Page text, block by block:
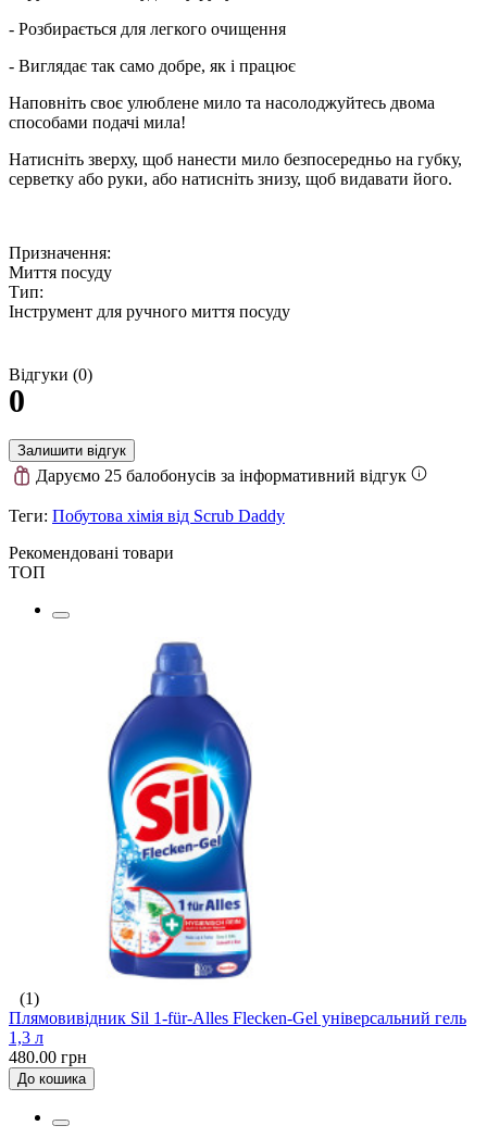
- Розбирається для легкого очищення
- Виглядає так само добре, як і працює
Наповніть своє улюблене мило та насолоджуйтесь двома
способами подачі мила!
Натисніть зверху, щоб нанести мило безпосередньо на губку,
серветку або руки, або натисніть знизу, щоб видавати його.
Призначення:
Миття посуду
Тип:
Інструмент для ручного миття посуду
Відгуки (0)
0
Залишити відгук
Даруємо 25 балобонусів за інформативний відгук
Теги: Побутова хімія від Scrub Daddy
Рекомендовані товари
ТОП
(1)
Плямовивідник Sil 1-für-Alles Flecken-Gel універсальний гель
1,3 л
480.00 грн
До кошика